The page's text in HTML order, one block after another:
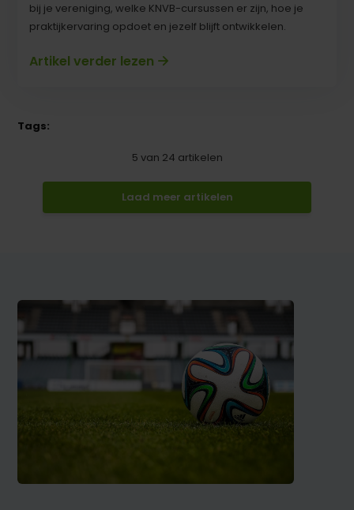
bij je vereniging, welke KNVB-cursussen er zijn, hoe je
praktijkervaring opdoet en jezelf blijft ontwikkelen.
Artikel verder lezen
Tags:
5 van 24 artikelen
Laad meer artikelen